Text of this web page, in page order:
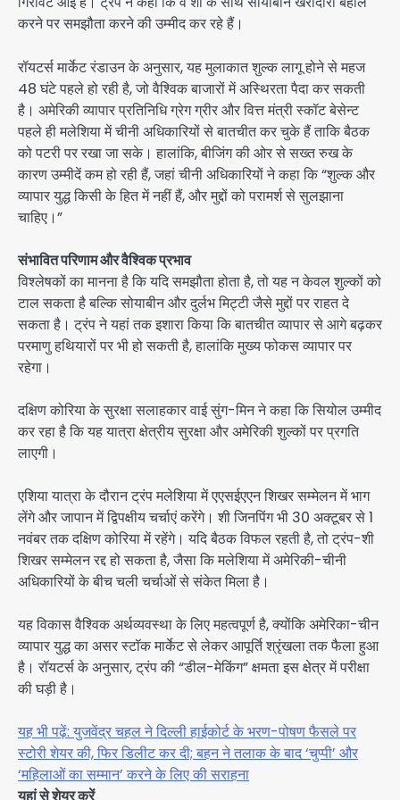
करने पर समझौता करने की उम्मीद कर रहे हैं।
रॉयटर्स मार्केट रंडाउन के अनुसार, यह मुलाकात शुल्क लागू होने से महज
48 घंटे पहले हो रही है, जो वैश्विक बाजारों में अस्थिरता पैदा कर सकती
है। अमेरिकी व्यापार प्रतिनिधि ग्रेग ग्रीर और वित्त मंत्री स्कॉट बेसेन्ट
पहले ही मलेशिया में चीनी अधिकारियों से बातचीत कर चुके हैं ताकि बैठक
को पटरी पर रखा जा सके। हालांकि, बीजिंग की ओर से सख्त रुख के
कारण उम्मीदें कम हो रही हैं, जहां चीनी अधिकारियों ने कहा कि “शुल्क और
व्यापार युद्ध किसी के हित में नहीं हैं, और मुद्दों को परामर्श से सुलझाना
चाहिए।”
संभावित परिणाम और वैश्विक प्रभाव
विश्लेषकों का मानना है कि यदि समझौता होता है, तो यह न केवल शुल्कों को
टाल सकता है बल्कि सोयाबीन और दुर्लभ मिट्टी जैसे मुद्दों पर राहत दे
सकता है। ट्रंप ने यहां तक इशारा किया कि बातचीत व्यापार से आगे बढ़कर
परमाणु हथियारों पर भी हो सकती है, हालांकि मुख्य फोकस व्यापार पर
रहेगा।
दक्षिण कोरिया के सुरक्षा सलाहकार वाई सुंग-मिन ने कहा कि सियोल उम्मीद
कर रहा है कि यह यात्रा क्षेत्रीय सुरक्षा और अमेरिकी शुल्कों पर प्रगति
लाएगी।
एशिया यात्रा के दौरान ट्रंप मलेशिया में एएसईएएन शिखर सम्मेलन में भाग
लेंगे और जापान में द्विपक्षीय चर्चाएं करेंगे। शी जिनपिंग भी 30 अक्टूबर से 1
नवंबर तक दक्षिण कोरिया में रहेंगे। यदि बैठक विफल रहती है, तो ट्रंप-शी
शिखर सम्मेलन रद्द हो सकता है, जैसा कि मलेशिया में अमेरिकी-चीनी
अधिकारियों के बीच चली चर्चाओं से संकेत मिला है।
यह विकास वैश्विक अर्थव्यवस्था के लिए महत्वपूर्ण है, क्योंकि अमेरिका-चीन
व्यापार युद्ध का असर स्टॉक मार्केट से लेकर आपूर्ति श्रृंखला तक फैला हुआ
है। रॉयटर्स के अनुसार, ट्रंप की “डील-मेकिंग” क्षमता इस क्षेत्र में परीक्षा
की घड़ी है।
यह भी पढ़ें: युजवेंद्र चहल ने दिल्ली हाईकोर्ट के भरण-पोषण फैसले पर
स्टोरी शेयर की, फिर डिलीट कर दी; बहन ने तलाक के बाद ‘चुप्पी’ और
‘महिलाओं का सम्मान’ करने के लिए की सराहना